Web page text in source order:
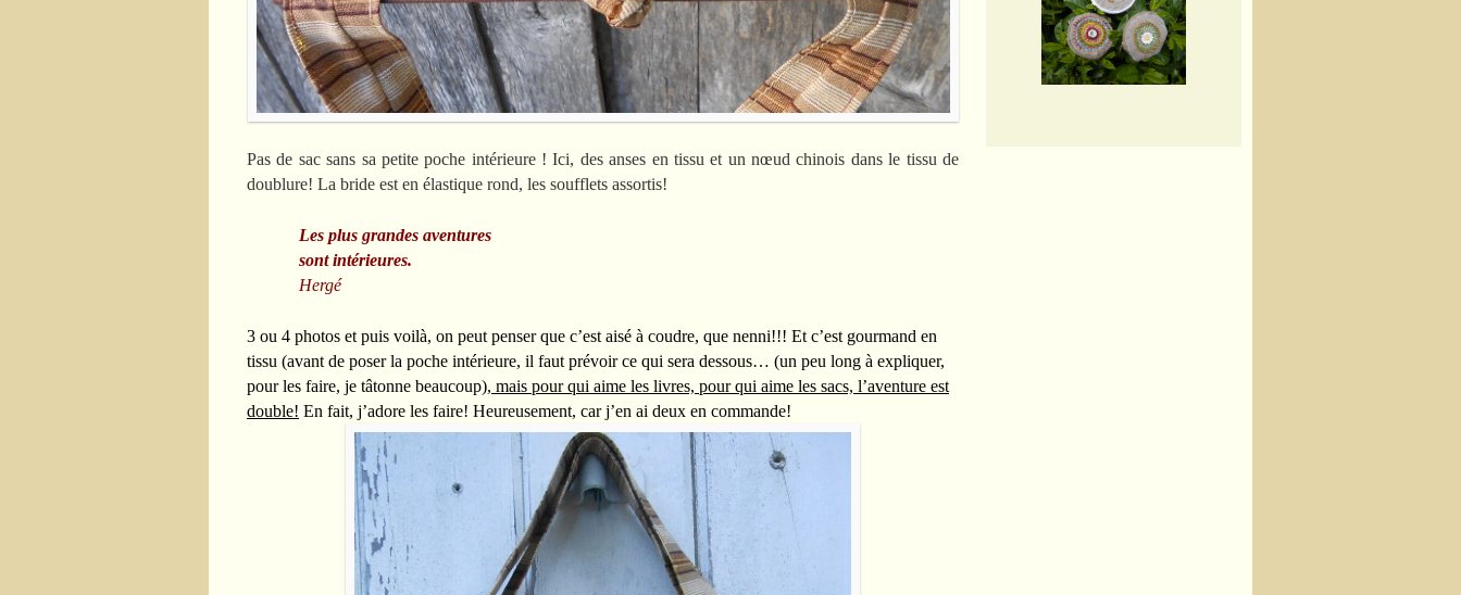
Pas de sac sans sa petite poche intérieure ! Ici, des anses en tissu et un nœud chinois dans le tissu de
doublure! La bride est en élastique rond, les soufflets assortis!
Les plus grandes aventures
sont intérieures.
Hergé
3 ou 4 photos et puis voilà, on peut penser que c’est aisé à coudre, que nenni!!! Et c’est gourmand en
tissu (avant de poser la poche intérieure, il faut prévoir ce qui sera dessous… (un peu long à expliquer,
pour les faire, je tâtonne beaucoup), mais pour qui aime les livres, pour qui aime les sacs, l’aventure est
double! En fait, j’adore les faire! Heureusement, car j’en ai deux en commande!